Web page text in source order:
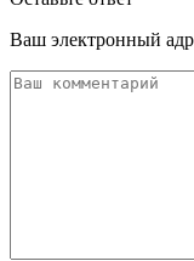
Ваш электронный